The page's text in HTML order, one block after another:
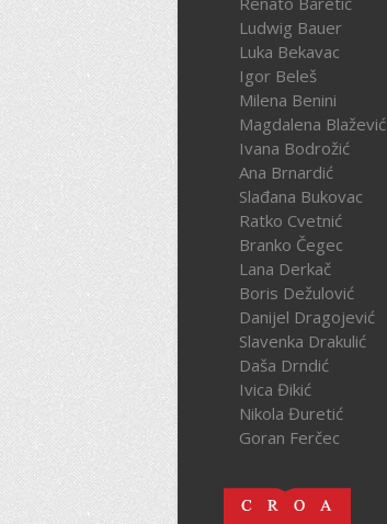
Ludwig Bauer
Luka Bekavac
Igor Beleš
Milena Benini
Magdalena Blažević
Ivana Bodrožić
Ana Brnardić
Slađana Bukovac
Ratko Cvetnić
Branko Čegec
Lana Derkač
Boris Dežulović
Danijel Dragojević
Slavenka Drakulić
Daša Drndić
Ivica Đikić
Nikola Đuretić
Goran Ferčec